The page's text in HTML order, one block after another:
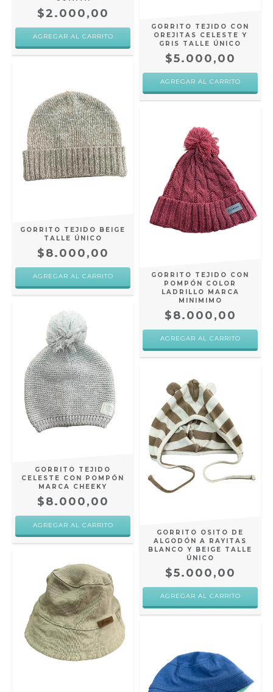
$2.000,00
GORRITO TEJIDO CON
OREJITAS CELESTE Y
GRIS TALLE ÚNICO
$5.000,00
AGREGAR AL CARRITO
GORRITO TEJIDO BEIGE
TALLE ÚNICO
$8.000,00
AGREGAR AL CARRITO
GORRITO TEJIDO CON
POMPÓN COLOR
LADRILLO MARCA
MINIMIMO
$8.000,00
AGREGAR AL CARRITO
GORRITO TEJIDO
CELESTE CON POMPÓN
MARCA CHEEKY
$8.000,00
GORRITO OSITO DE
ALGODÓN A RAYITAS
BLANCO Y BEIGE TALLE
ÚNICO
$5.000,00
AGREGAR AL CARRITO